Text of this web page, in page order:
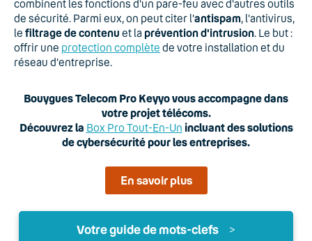
Votre guide de mots-clefs >
combinent les fonctions d'un pare-feu avec d'autres outils
de sécurité. Parmi eux, on peut citer l'antispam, l'antivirus,
le filtrage de contenu et la prévention d'intrusion. Le but :
offrir une protection complète de votre installation et du
réseau d'entreprise.
Bouygues Telecom Pro Keyyo vous accompagne dans
votre projet télécoms.
Découvrez la Box Pro Tout-En-Un incluant des solutions
de cybersécurité pour les entreprises.
En savoir plus